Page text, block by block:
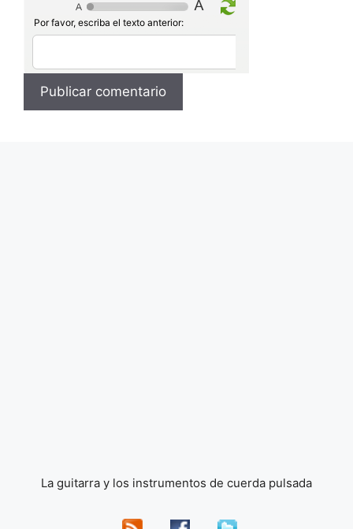
Por favor, escriba el texto anterior:
La guitarra y los instrumentos de cuerda pulsada